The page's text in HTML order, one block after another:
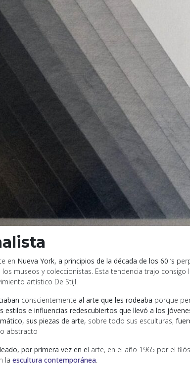
en Nueva York, a principios de la década de los 60 ‘s
museos y coleccionistas. Esta tendencia trajo
artístico De Stijl.
conscientemente al arte que les rodeaba porque
estilos e influencias redescubiertos que llevó a los
sus piezas de arte, sobre todo sus esculturas,
abstracto
por primera vez en el arte, en el año 1965 por el
la escultura contemporánea.